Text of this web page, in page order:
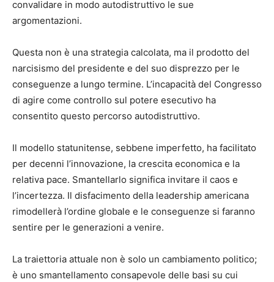
convalidare in modo autodistruttivo le sue
argomentazioni.
Questa non è una strategia calcolata, ma il prodotto del
narcisismo del presidente e del suo disprezzo per le
conseguenze a lungo termine. L’incapacità del Congresso
di agire come controllo sul potere esecutivo ha
consentito questo percorso autodistruttivo.
Il modello statunitense, sebbene imperfetto, ha facilitato
per decenni l’innovazione, la crescita economica e la
relativa pace. Smantellarlo significa invitare il caos e
l’incertezza. Il disfacimento della leadership americana
rimodellerà l’ordine globale e le conseguenze si faranno
sentire per le generazioni a venire.
La traiettoria attuale non è solo un cambiamento politico;
è uno smantellamento consapevole delle basi su cui